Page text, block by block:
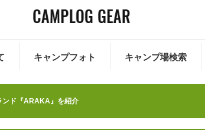
キャンプフォト キャンプ場検索
ンド『ARAKA』を紹介